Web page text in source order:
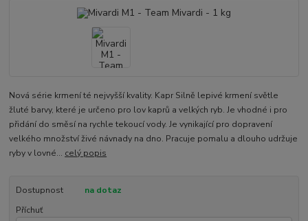
Nová série krmení té nejvyšší kvality. Kapr Silně lepivé krmení světle
žluté barvy, které je určeno pro lov kaprů a velkých ryb. Je vhodné i pro
přidání do směsí na rychle tekoucí vody. Je vynikající pro dopravení
velkého množství živé návnady na dno. Pracuje pomalu a dlouho udržuje
ryby v lovné... celý popis
Dostupnost
na dotaz
Příchuť